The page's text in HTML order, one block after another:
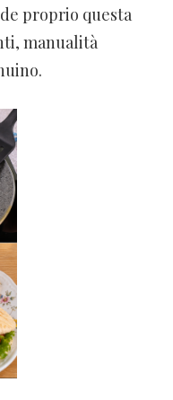
proprio questa
manualità